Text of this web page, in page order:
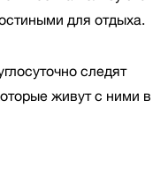
для отдыха.
следят
живут с ними в